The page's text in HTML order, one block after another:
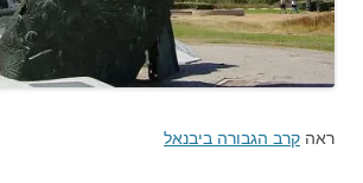
ראה קרב הגבורה ביבנאל